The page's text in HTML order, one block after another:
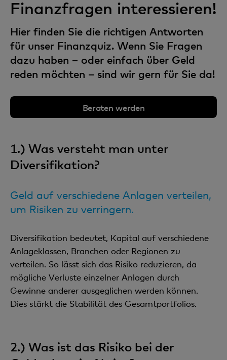
Finanzfragen interessieren!
Hier finden Sie die richtigen Antworten
für unser Finanzquiz. Wenn Sie Fragen
dazu haben – oder einfach über Geld
reden möchten – sind wir gern für Sie da!
Beraten werden
1.) Was versteht man unter
Diversifikation?
Geld auf verschiedene Anlagen verteilen,
um Risiken zu verringern.
Diversifikation bedeutet, Kapital auf verschiedene
Anlageklassen, Branchen oder Regionen zu
verteilen. So lässt sich das Risiko reduzieren, da
mögliche Verluste einzelner Anlagen durch
Gewinne anderer ausgeglichen werden können.
Dies stärkt die Stabilität des Gesamtportfolios.
2.) Was ist das Risiko bei der